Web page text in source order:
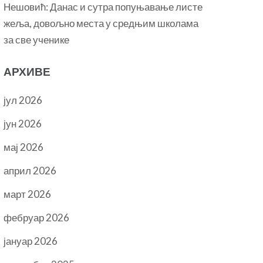
Нешовић: Данас и сутра попуњавање листе
жеља, довољно места у средњим школама
за све ученике
АРХИВЕ
јул 2026
јун 2026
мај 2026
април 2026
март 2026
фебруар 2026
јануар 2026